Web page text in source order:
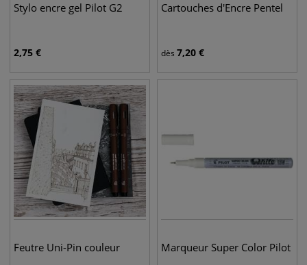
Stylo encre gel Pilot G2
2,75 €
Cartouches d'Encre Pentel
dès 7,20 €
Feutre Uni-Pin couleur Marqueur Super Color Pilot